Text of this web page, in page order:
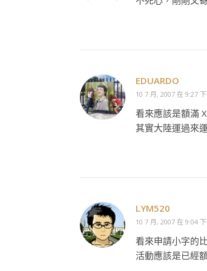
EDUARDO
10 7 月, 2007 在 9:27
看來應該是額滿
其實大陸運過來
LYM520
10 7 月, 2007 在 9:04
看來申請小字的
活動應該是已經